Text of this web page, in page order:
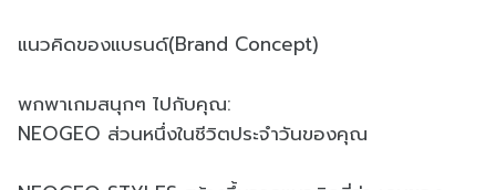
แนวคิดของแบรนด์(Brand Concept)
พกพาเกมสนุกๆ ไปกับคุณ:
NEOGEO ส่วนหนึ่งในชีวิตประจำวันของคุณ